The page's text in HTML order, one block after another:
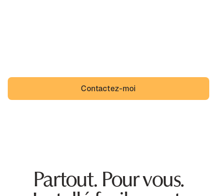
Contactez-moi
Partout. Pour vous.